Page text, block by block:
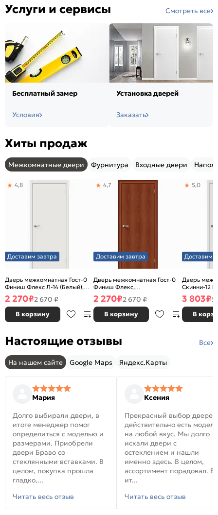
Услуги и сервисы Смотреть все
Бесплатный замер
Условия
Установка дверей
Заказать
Хиты продаж
Межкомнатные двери Фурнитура Входные двери
Доставим завтра
Дверь межкомнатная Гост-0
Финиш Флекс Л-14 (Белый),
глухая, каркасно-щитовая
4,8
2 270₽2 670 ₽
В корзину
Доставим завтра
Дверь межкомнатная Гост-0
Финиш Флекс,
Ламинированные Л-11
(ИталОрех), глухая, каркасно-
щитовая
4,7
2 270₽2 670 ₽
В корзину
Доставим
Дверь
Скинни-12
глухая,
5,0
3 803₽5
В
Настоящие отзывы Все
На нашем сайте Google Maps Яндекс.Карты
Мария
Долго выбирали двери, в
итоге менеджер помог
определиться с моделью и
размерами. Приобрели
двери Браво со
стеклянными вставками. В
целом, покупка прошла
гладко,...
Читать весь отзыв
Ксения
Прекрасный выбор
действительно есть модели
на любой вкус. Мы долго
искали двери с
остеклением и нашли
именно здесь. В целом,
ассортимент порадовал. В
ит...
Читать весь отзыв